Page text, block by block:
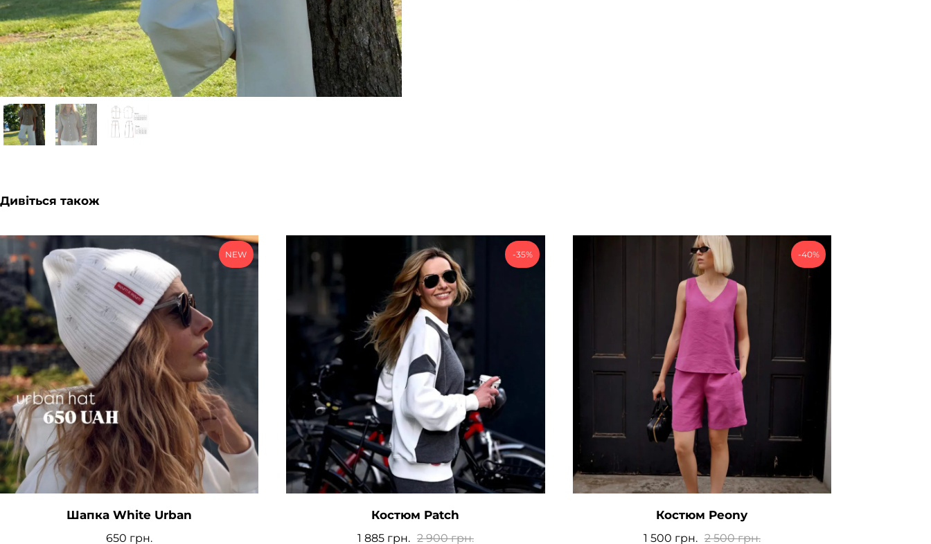
Дивіться також
NEW
Шапка White Urban
650 грн.
-35%
Костюм Patch
1 885 грн. 2 900грн.
-40%
Костюм Peony
1 500 грн. 2 500грн.